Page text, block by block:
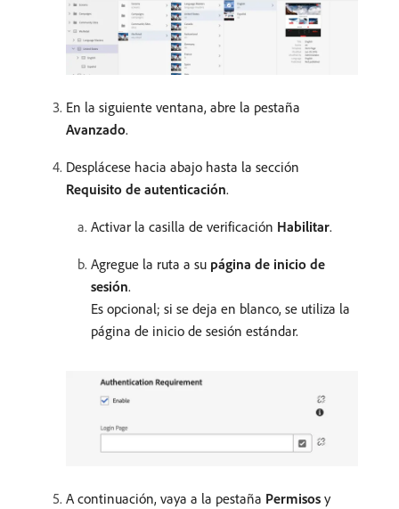
En la siguiente ventana, abre la pestaña
Avanzado.
Desplácese hacia abajo hasta la sección
Requisito de autenticación.
Activar la casilla de verificación Habilitar.
Agregue la ruta a su página de inicio de
sesión.
Es opcional; si se deja en blanco, se utiliza la
página de inicio de sesión estándar.
A continuación, vaya a la pestaña Permisos y